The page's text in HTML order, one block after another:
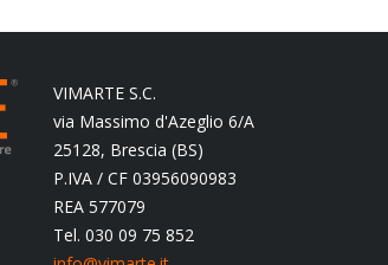
VIMARTE S.C.
via Massimo d'Azeglio 6/A
25128, Brescia (BS)
P.IVA / CF 03956090983
REA 577079
Tel. 030 09 75 852